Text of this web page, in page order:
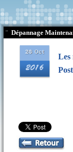
¨ Dépannage
Les